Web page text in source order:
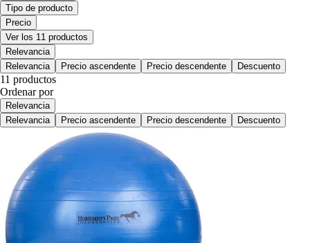
Tipo de producto
Precio
Ver los 11 productos
Relevancia
Relevancia
Precio ascendente Precio descendente Descuento
11 productos
Ordenar por
Relevancia
Relevancia
Precio ascendente Precio descendente Descuento